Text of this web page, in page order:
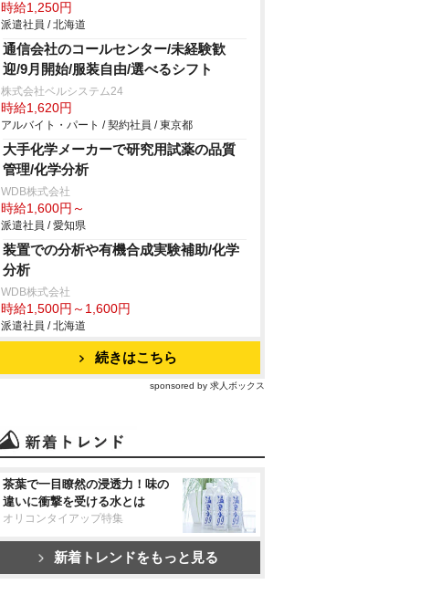
時給1,250円
派遣社員 / 北海道
通信会社のコールセンター/未経験歓
迎/9月開始/服装自由/選べるシフト
株式会社ベルシステム24
時給1,620円
アルバイト・パート / 契約社員 / 東京都
大手化学メーカーで研究用試薬の品質
管理/化学分析
WDB株式会社
時給1,600円～
派遣社員 / 愛知県
装置での分析や有機合成実験補助/化学
分析
WDB株式会社
時給1,500円～1,600円
派遣社員 / 北海道
続きはこちら
sponsored by 求人ボックス
茶葉で一目瞭然の浸透力！味の
違いに衝撃を受ける水とは
オリコンタイアップ特集
新着トレンドをもっと見る